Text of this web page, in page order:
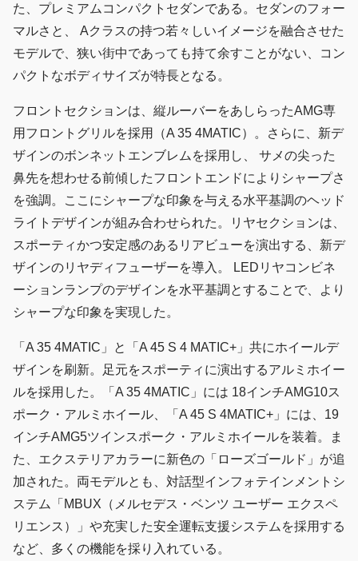
た、プレミアムコンパクトセダンである。セダンのフォー
マルさと、 Aクラスの持つ若々しいイメージを融合させた
モデルで、狭い街中であっても持て余すことがない、コン
パクトなボディサイズが特長となる。
フロントセクションは、縦ルーバーをあしらったAMG専
用フロントグリルを採用（A 35 4MATIC）。さらに、新デ
ザインのボンネットエンブレムを採用し、 サメの尖った
鼻先を想わせる前傾したフロントエンドによりシャープさ
を強調。ここにシャープな印象を与える水平基調のヘッド
ライトデザインが組み合わせられた。リヤセクションは、
スポーティかつ安定感のあるリアビューを演出する、新デ
ザインのリヤディフューザーを導入。 LEDリヤコンビネ
ーションランプのデザインを水平基調とすることで、より
シャープな印象を実現した。
「A 35 4MATIC」と「A 45 S 4 MATIC+」共にホイールデ
ザインを刷新。足元をスポーティに演出するアルミホイー
ルを採用した。「A 35 4MATIC」には 18インチAMG10ス
ポーク・アルミホイール、「A 45 S 4MATIC+」には、19
インチAMG5ツインスポーク・アルミホイールを装着。ま
た、エクステリアカラーに新色の「ローズゴールド」が追
加された。両モデルとも、対話型インフォテインメントシ
ステム「MBUX（メルセデス・ベンツ ユーザー エクスペ
リエンス）」や充実した安全運転支援システムを採用する
など、多くの機能を採り入れている。